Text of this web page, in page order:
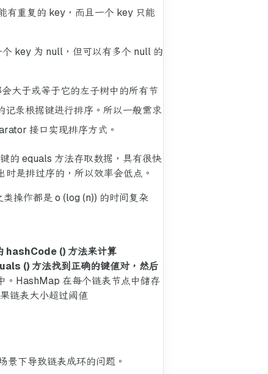
有重复的 key，而且一个 key 只能
key 为 null，但可以有多个 null 的
大于或等于它的左子树中的所有节
录根据键进行排序。所以一般需求
接口实现排序方式。
的 equals 方法存取数据，具有很快
是排过序的，所以效率会低点。
操作都是 o (log (n)) 的时间复杂
hashCode () 方法来计算
() 方法找到正确的键值对，然后
。HashMap 在每个链表节点中储存
链表大小超过阈值
景下导致链表成环的问题。